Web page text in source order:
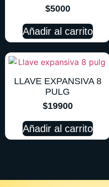
$5000
Añadir al carrito
LLAVE EXPANSIVA 8
PULG
$19900
Añadir al carrito